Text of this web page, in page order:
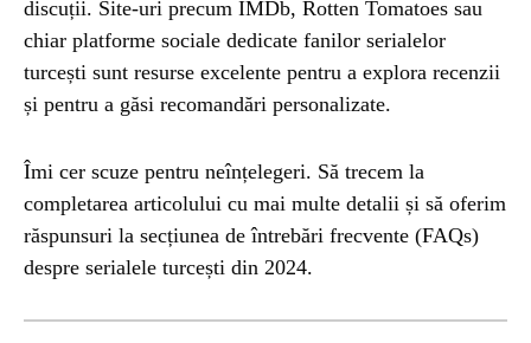
discuții. Site-uri precum IMDb, Rotten Tomatoes sau
chiar platforme sociale dedicate fanilor serialelor
turcești sunt resurse excelente pentru a explora recenzii
și pentru a găsi recomandări personalizate.
Îmi cer scuze pentru neînțelegeri. Să trecem la
completarea articolului cu mai multe detalii și să oferim
răspunsuri la secțiunea de întrebări frecvente (FAQs)
despre serialele turcești din 2024.